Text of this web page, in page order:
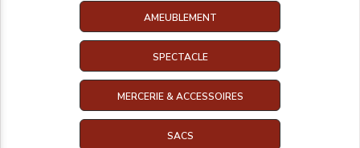
AMEUBLEMENT
SPECTACLE
MERCERIE & ACCESSOIRES
SACS